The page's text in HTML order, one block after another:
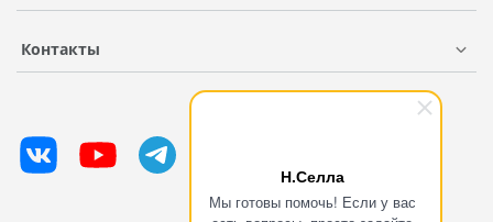
Н.Селла
Мы готовы помочь! Если у вас
Контакты